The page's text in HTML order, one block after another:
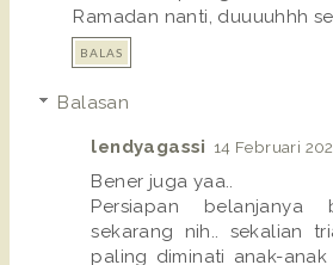
Ramadan nanti, duuuuhhh
BALAS
Balasan
lendyagassi 14 Februari
Bener juga yaa..
Persiapan
sekarang nih.. sekalian
paling diminati anak-anak